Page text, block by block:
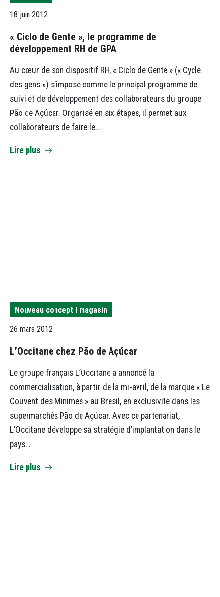
18 juin 2012
« Ciclo de Gente », le programme de
développement RH de GPA
Au cœur de son dispositif RH, « Ciclo de Gente » (« Cycle
des gens ») s’impose comme le principal programme de
suivi et de développement des collaborateurs du groupe
Pão de Açúcar. Organisé en six étapes, il permet aux
collaborateurs de faire le...
Lire plus
Nouveau concept | magasin
26 mars 2012
L’Occitane chez Pão de Açúcar
Le groupe français L’Occitane a annoncé la
commercialisation, à partir de la mi-avril, de la marque « Le
Couvent des Minimes » au Brésil, en exclusivité dans les
supermarchés Pão de Açúcar. Avec ce partenariat,
L’Occitane développe sa stratégie d’implantation dans le
pays...
Lire plus